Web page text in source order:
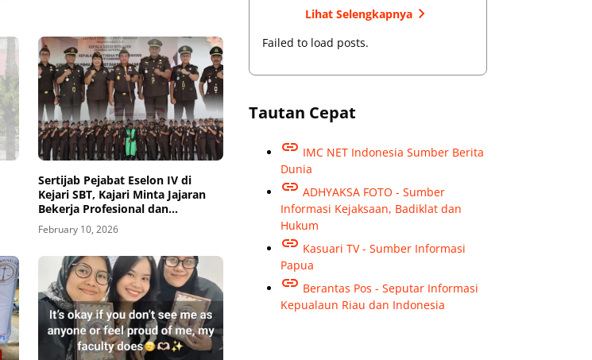
Sertijab Pejabat Eselon IV di
Kejari SBT, Kajari Minta Jajaran
Bekerja Profesional dan
Berintegritas
February 10, 2026
Lihat Selengkapnya
Failed to load posts.
Tautan Cepat
IMC NET Indonesia Sumber Berita
Dunia
ADHYAKSA FOTO - Sumber
Informasi Kejaksaan, Badiklat dan
Hukum
Kasuari TV - Sumber Informasi
Papua
Berantas Pos - Seputar Informasi
Kepualaun Riau dan Indonesia